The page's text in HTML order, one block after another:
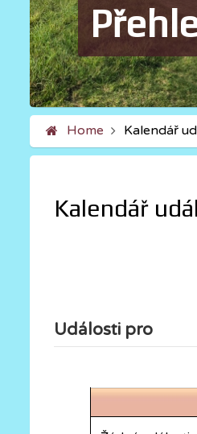
Home Kalendář
Kalendář
Události pro